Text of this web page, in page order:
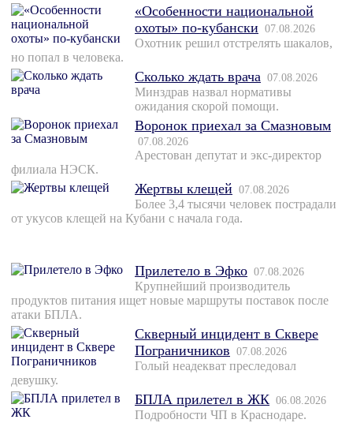
«Особенности национальной
охоты» по-кубански 07.08.2026
Охотник решил отстрелять шакалов,
но попал в человека.
Сколько ждать врача 07.08.2026
Минздрав назвал нормативы
ожидания скорой помощи.
Воронок приехал за Смазновым
07.08.2026
Арестован депутат и экс-директор
филиала НЭСК.
Жертвы клещей 07.08.2026
Более 3,4 тысячи человек пострадали
от укусов клещей на Кубани с начала года.
Прилетело в Эфко 07.08.2026
Крупнейший производитель
продуктов питания ищет новые маршруты поставок после
атаки БПЛА.
Скверный инцидент в Сквере
Пограничников 07.08.2026
Голый неадекват преследовал
девушку.
БПЛА прилетел в ЖК 06.08.2026
Подробности ЧП в Краснодаре.